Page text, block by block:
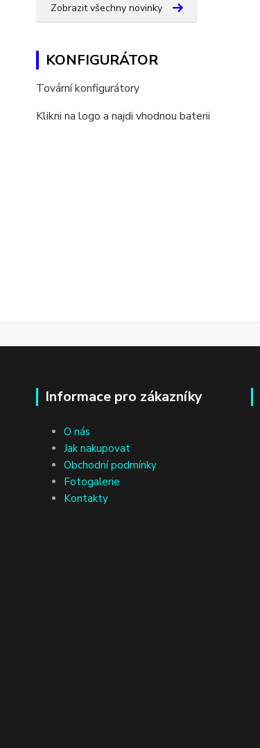
Zobrazit všechny novinky
KONFIGURÁTOR
Tovární konfigurátory
Klikni na logo a najdi vhodnou baterii
Informace pro zákazníky
O nás
Jak nakupovat
Obchodní podmínky
Fotogalerie
Kontakty